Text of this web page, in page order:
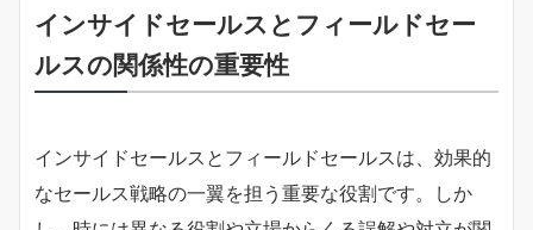
インサイドセールスとフィールドセー
ルスの関係性の重要性
インサイドセールスとフィールドセールスは、効果的
なセールス戦略の一翼を担う重要な役割です。しか